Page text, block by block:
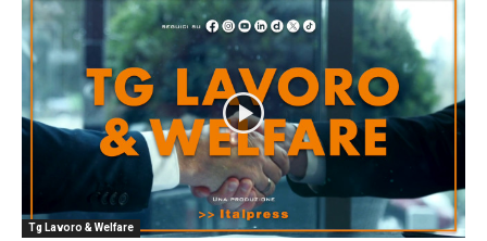
Tg Lavoro & Welfare